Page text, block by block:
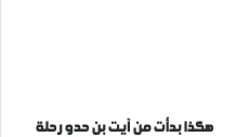
هكذا بدأت من آيت بن حدو رحلة